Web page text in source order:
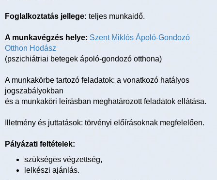
Foglalkoztatás jellege: teljes munkaidő.
A munkavégzés helye: Szent Miklós Ápoló-Gondozó
Otthon Hodász
(pszichiátriai betegek ápoló-gondozó otthona)
A munkakörbe tartozó feladatok: a vonatkozó hatályos
jogszabályokban
és a munkaköri leírásban meghatározott feladatok ellátása.
Illetmény és juttatások: törvényi előírásoknak megfelelően.
Pályázati feltételek:
szükséges végzettség,
lelkészi ajánlás.